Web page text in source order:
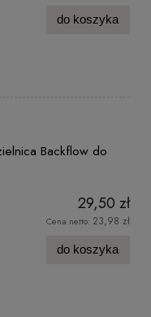
do koszyka
Backflow do
29,50 zł
Cena netto: 23,98 zł
do koszyka